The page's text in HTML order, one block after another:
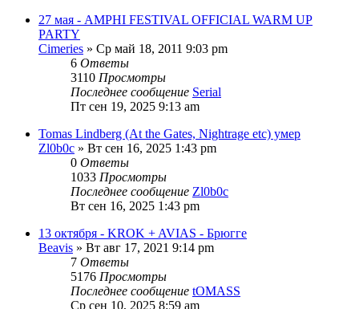
27 мая - AMPHI FESTIVAL OFFICIAL WARM UP
PARTY
Cimeries » Ср май 18, 2011 9:03 pm
6 Ответы
3110 Просмотры
Последнее сообщение Serial
Пт сен 19, 2025 9:13 am
Tomas Lindberg (At the Gates, Nightrage etc) умер
Zl0b0c » Вт сен 16, 2025 1:43 pm
0 Ответы
1033 Просмотры
Последнее сообщение Zl0b0c
Вт сен 16, 2025 1:43 pm
13 октября - KROK + AVIAS - Брюгге
Beavis » Вт авг 17, 2021 9:14 pm
7 Ответы
5176 Просмотры
Последнее сообщение tOMASS
Ср сен 10, 2025 8:59 am